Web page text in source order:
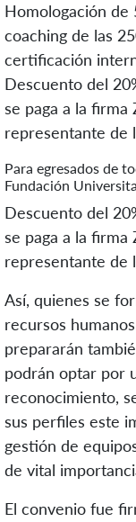
Homologación
coaching de las
certificación
Descuento del
se paga a la
representante de
Para egresados de
Fundación
Descuento del
se paga a la
representante de
Así, quienes se
recursos
prepararán
podrán optar por
reconocimiento,
sus perfiles este
gestión de
de vital
El convenio fue